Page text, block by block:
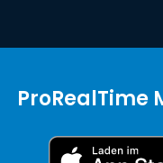
ProRealTime